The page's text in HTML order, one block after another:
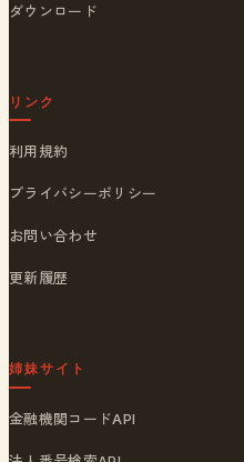
ダウンロード
リンク
利用規約
プライバシーポリシー
お問い合わせ
更新履歴
姉妹サイト
金融機関コードAPI